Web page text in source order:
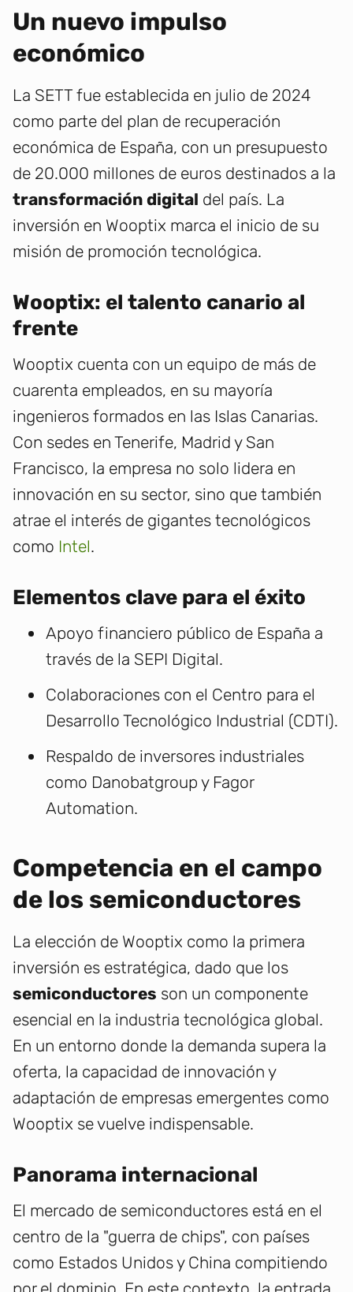
Un nuevo impulso
económico
La SETT fue establecida en julio de 2024
como parte del plan de recuperación
económica de España, con un presupuesto
de 20.000 millones de euros destinados a la
transformación digital del país. La
inversión en Wooptix marca el inicio de su
misión de promoción tecnológica.
Wooptix: el talento canario al
frente
Wooptix cuenta con un equipo de más de
cuarenta empleados, en su mayoría
ingenieros formados en las Islas Canarias.
Con sedes en Tenerife, Madrid y San
Francisco, la empresa no solo lidera en
innovación en su sector, sino que también
atrae el interés de gigantes tecnológicos
como Intel.
Elementos clave para el éxito
Apoyo financiero público de España a
través de la SEPI Digital.
Colaboraciones con el Centro para el
Desarrollo Tecnológico Industrial (CDTI).
Respaldo de inversores industriales
como Danobatgroup y Fagor
Automation.
Competencia en el campo
de los semiconductores
La elección de Wooptix como la primera
inversión es estratégica, dado que los
semiconductores son un componente
esencial en la industria tecnológica global.
En un entorno donde la demanda supera la
oferta, la capacidad de innovación y
adaptación de empresas emergentes como
Wooptix se vuelve indispensable.
Panorama internacional
El mercado de semiconductores está en el
centro de la "guerra de chips", con países
como Estados Unidos y China compitiendo